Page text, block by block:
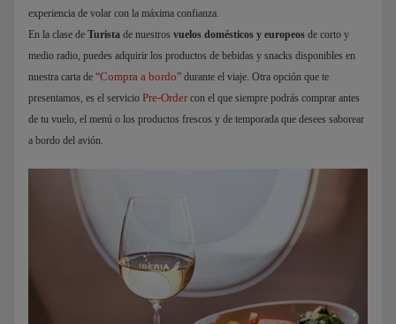
experiencia de volar con la máxima confianza.
En la clase de Turista de nuestros vuelos domésticos y europeos de corto y
medio radio, puedes adquirir los productos de bebidas y snacks disponibles en
nuestra carta de “Compra a bordo” durante el viaje. Otra opción que te
presentamos, es el servicio Pre-Ordercon el que siempre podrás comprar antes
de tu vuelo, el menú o los productos frescos y de temporada que desees saborear
a bordo del avión.